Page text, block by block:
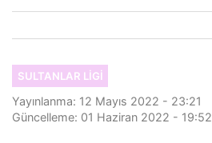
SULTANLAR LIGI
Yayınlanma: 12 Mayıs 2022 - 23:21
Güncelleme: 01 Haziran 2022 - 19:52